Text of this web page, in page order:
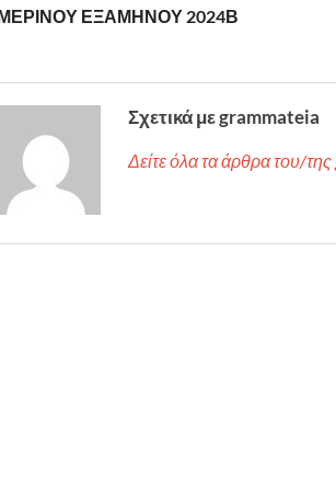
ΕΞΑΜΗΝΟΥ 2024Β
Σχετικά με grammateia
Δείτε όλα τα άρθρα του/